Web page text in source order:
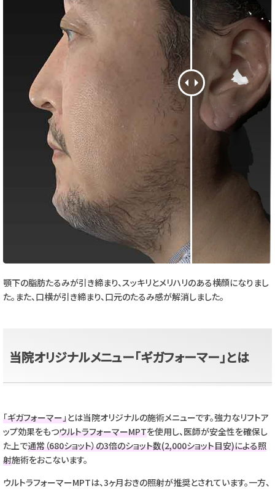
顎下の脂肪たるみが引き締まり、スッキリとメリハリのある横顔になりまし
た。また、口横が引き締まり、口元のたるみ感が解消しました。
当院オリジナルメニュー「ギガフォーマー」とは
「ギガフォーマー」とは当院オリジナルの施術メニューです。強力なリフトア
ップ効果をもつウルトラフォーマーMPTを使用し、医師が安全性を確保し
た上で通常（680ショット）の3倍のショット数(2,000ショット目安)による照
射施術をおこないます。
ウルトラフォーマーMPTは、3ヶ月おきの照射が推奨とされています。一方、